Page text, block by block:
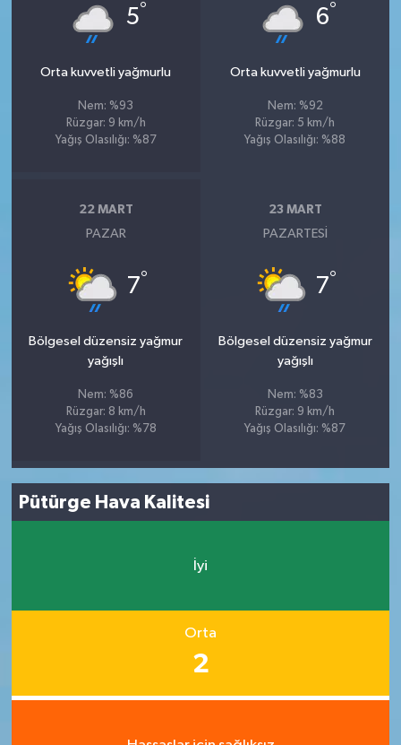
5°
Orta kuvvetli yağmurlu
Nem: %93
Rüzgar: 9 km/h
Yağış Olasılığı: %87
6°
Orta kuvvetli yağmurlu
Nem: %92
Rüzgar: 5 km/h
Yağış Olasılığı: %88
22 MART
PAZAR
7°
Bölgesel düzensiz yağmur
yağışlı
Nem: %86
Rüzgar: 8 km/h
Yağış Olasılığı: %78
23 MART
PAZARTESI
7°
Bölgesel düzensiz yağmur
yağışlı
Nem: %83
Rüzgar: 9 km/h
Yağış Olasılığı: %87
Pütürge Hava Kalitesi
İyi
Orta
2